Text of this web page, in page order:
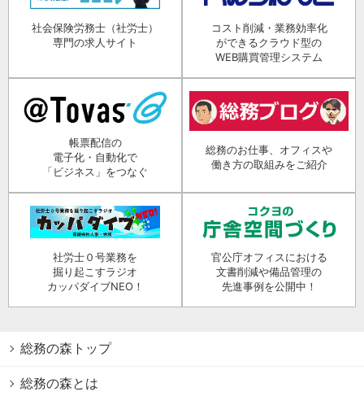
社会保険労務士（社労士）
専門の求人サイト
コスト削減・業務効率化
ができるクラウド型の
WEB購買管理システム
帳票配信の
電子化・自動化で
「ビジネス」をつなぐ
総務のお仕事、オフィスや
働き方の取組みをご紹介
社労士０号業務を
掘り起こすラジオ
カッパダイブNEO！
官公庁オフィスにおける
文書削減や備品管理の
先進事例を公開中！
総務の森トップ
総務の森とは